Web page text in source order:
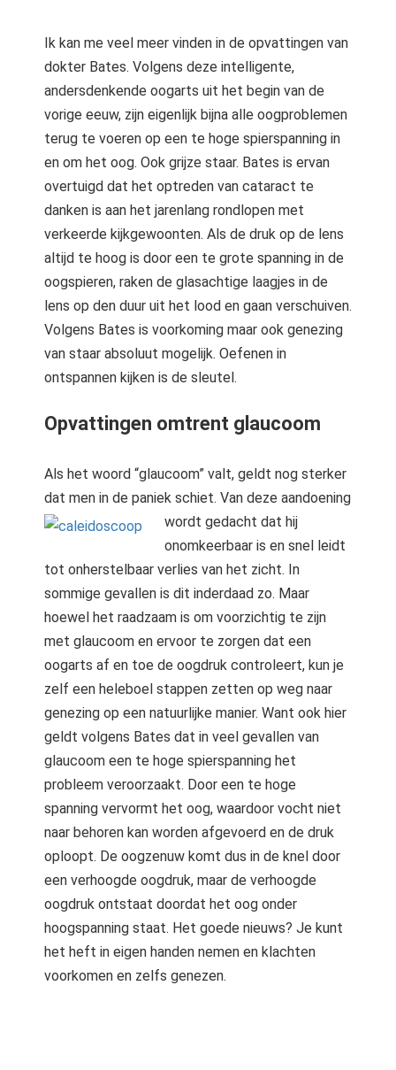
Ik kan me veel meer vinden in de opvattingen van
dokter Bates. Volgens deze intelligente,
andersdenkende oogarts uit het begin van de
vorige eeuw, zijn eigenlijk bijna alle oogproblemen
terug te voeren op een te hoge spierspanning in
en om het oog. Ook grijze staar. Bates is ervan
overtuigd dat het optreden van cataract te
danken is aan het jarenlang rondlopen met
verkeerde kijkgewoonten. Als de druk op de lens
altijd te hoog is door een te grote spanning in de
oogspieren, raken de glasachtige laagjes in de
lens op den duur uit het lood en gaan verschuiven.
Volgens Bates is voorkoming maar ook genezing
van staar absoluut mogelijk. Oefenen in
ontspannen kijken is de sleutel.
Opvattingen omtrent glaucoom
Als het woord “glaucoom” valt, geldt nog sterker
dat men in de paniek schiet. Van deze aandoening
wordt gedacht dat hij
onomkeerbaar is en snel leidt
tot onherstelbaar verlies van het zicht. In
sommige gevallen is dit inderdaad zo. Maar
hoewel het raadzaam is om voorzichtig te zijn
met glaucoom en ervoor te zorgen dat een
oogarts af en toe de oogdruk controleert, kun je
zelf een heleboel stappen zetten op weg naar
genezing op een natuurlijke manier. Want ook hier
geldt volgens Bates dat in veel gevallen van
glaucoom een te hoge spierspanning het
probleem veroorzaakt. Door een te hoge
spanning vervormt het oog, waardoor vocht niet
naar behoren kan worden afgevoerd en de druk
oploopt. De oogzenuw komt dus in de knel door
een verhoogde oogdruk, maar de verhoogde
oogdruk ontstaat doordat het oog onder
hoogspanning staat. Het goede nieuws? Je kunt
het heft in eigen handen nemen en klachten
voorkomen en zelfs genezen.